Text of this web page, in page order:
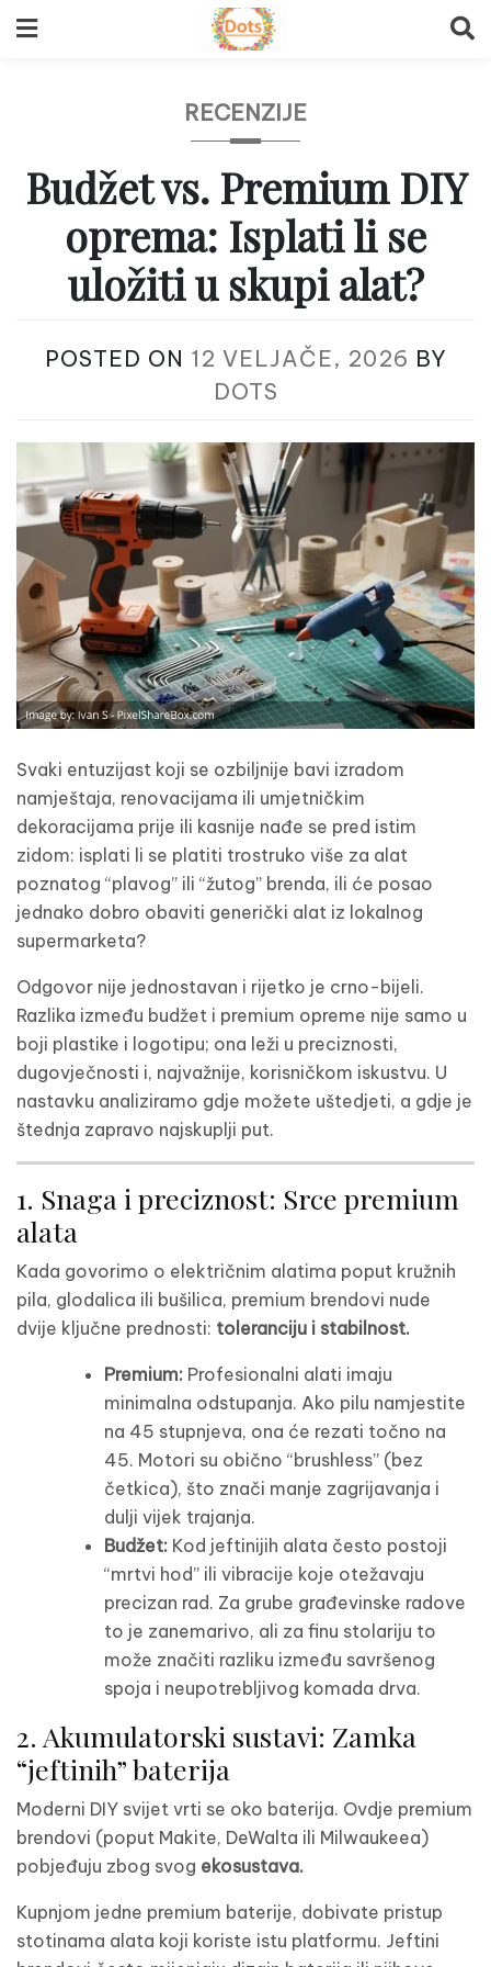
to
RECENZIJE
Budžet vs. Premium DIY
oprema: Isplati li se
uložiti u skupi alat?
POSTED ON 12 VELJAČE, 2026 BY
DOTS
Svaki entuzijast koji se ozbiljnije bavi izradom
namještaja, renovacijama ili umjetničkim
dekoracijama prije ili kasnije nađe se pred istim
zidom: isplati li se platiti trostruko više za alat
poznatog “plavog” ili “žutog” brenda, ili će posao
jednako dobro obaviti generički alat iz lokalnog
supermarketa?
Odgovor nije jednostavan i rijetko je crno-bijeli.
Razlika između budžet i premium opreme nije samo u
boji plastike i logotipu; ona leži u preciznosti,
dugovječnosti i, najvažnije, korisničkom iskustvu. U
nastavku analiziramo gdje možete uštedjeti, a gdje je
štednja zapravo najskuplji put.
1. Snaga i preciznost: Srce premium
alata
Kada govorimo o električnim alatima poput kružnih
pila, glodalica ili bušilica, premium brendovi nude
dvije ključne prednosti: toleranciju i stabilnost.
Premium: Profesionalni alati imaju
minimalna odstupanja. Ako pilu namjestite
na 45 stupnjeva, ona će rezati točno na
45. Motori su obično “brushless” (bez
četkica), što znači manje zagrijavanja i
dulji vijek trajanja.
Budžet: Kod jeftinijih alata često postoji
“mrtvi hod” ili vibracije koje otežavaju
precizan rad. Za grube građevinske radove
to je zanemarivo, ali za finu stolariju to
može značiti razliku između savršenog
spoja i neupotrebljivog komada drva.
2. Akumulatorski sustavi: Zamka
“jeftinih” baterija
Moderni DIY svijet vrti se oko baterija. Ovdje premium
brendovi (poput Makite, DeWalta ili Milwaukeea)
pobjeđuju zbog svog ekosustava.
Kupnjom jedne premium baterije, dobivate pristup
stotinama alata koji koriste istu platformu. Jeftini